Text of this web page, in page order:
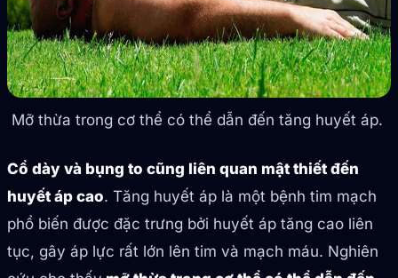
Mỡ thừa trong cơ thể có thể dẫn đến tăng huyết áp.
Cổ dày và bụng to cũng liên quan mật thiết đến
huyết áp cao. Tăng huyết áp là một bệnh tim mạch
phổ biến được đặc trưng bởi huyết áp tăng cao liên
tục, gây áp lực rất lớn lên tim và mạch máu. Nghiên